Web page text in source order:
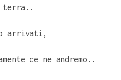
terra..
arrivati,
ce ne andremo..